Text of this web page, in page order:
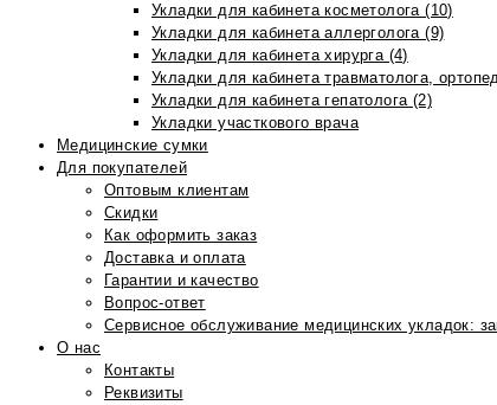
Укладки для кабинета косметолога (10)
Укладки для кабинета аллерголога (9)
Укладки для кабинета хирурга (4)
Укладки для кабинета травматолога,
Укладки для кабинета гепатолога (2)
Укладки участкового врача
Медицинские сумки
Для покупателей
Оптовым клиентам
Скидки
Как оформить заказ
Доставка и оплата
Гарантии и качество
Вопрос-ответ
Сервисное обслуживание медицинских укладок:
О нас
Контакты
Реквизиты